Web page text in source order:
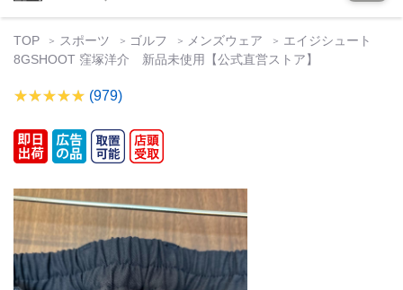
TOP スポーツ ゴルフ メンズウェア
エイジシュート
8GSHOOT 窪塚洋介 新品未使用【公式直営ストア】
(979)